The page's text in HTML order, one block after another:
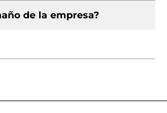
de la empresa?